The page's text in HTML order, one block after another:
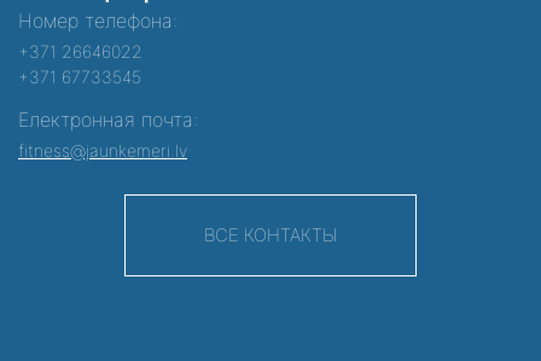
Номер телефона:
+371 26646022
+371 67733545
Електронная почта:
fitness@jaunkemeri.lv
ВСЕ КОНТАКТЫ